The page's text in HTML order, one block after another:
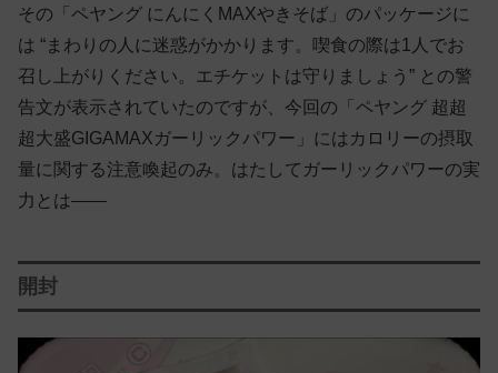
その「ペヤング にんにくMAXやきそば」のパッケージに
は “まわりの人に迷惑がかかります。喫食の際は1人でお
召し上がりください。エチケットは守りましょう” との警
告文が表示されていたのですが、今回の「ペヤング 超超
超大盛GIGAMAXガーリックパワー」にはカロリーの摂取
量に関する注意喚起のみ。はたしてガーリックパワーの実
力とは——
開封